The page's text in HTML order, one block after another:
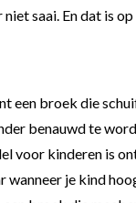
saai. En dat is
een broek die
benauwd te
kinderen is
je kind